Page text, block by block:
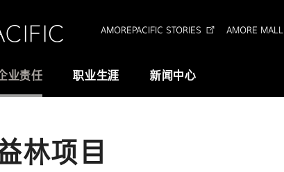
AMOREPACIFIC STORIES AMORE MALL
研究与创新
业责任 职业生涯 新闻中心
林项目